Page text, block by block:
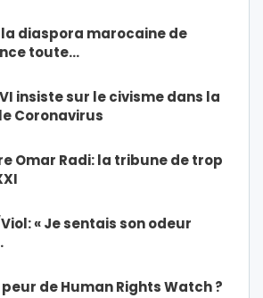
diaspora marocaine de
toute…
insiste sur le civisme dans la
Coronavirus
Omar Radi: la tribune de trop
« Je sentais son odeur
de Human Rights Watch ?